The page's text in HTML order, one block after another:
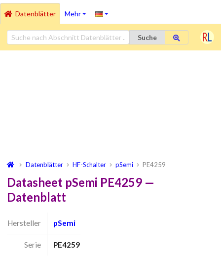
Datenblätter Mehr
Suche
Datenblätter HF-Schalter pSemi PE4259
Datasheet pSemi PE4259 —
Datenblatt
Hersteller pSemi
Serie PE4259